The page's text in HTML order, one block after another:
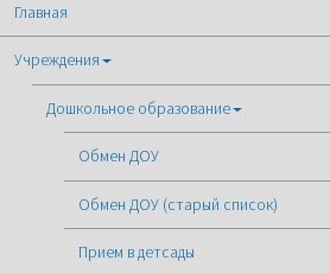
Главная
Учреждения
Дошкольное образование
Обмен ДОУ
Обмен ДОУ (старый список)
Прием в детсады